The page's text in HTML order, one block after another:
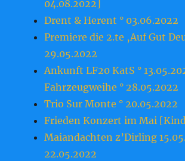
04.08.2022]
Drent & Herent ° 03.06.2022
Premiere die 2.te ‚Auf Gut
29.05.2022
Ankunft LF20 KatS °
Fahrzeugweihe ° 28.05.2022
Trio Sur Monte ° 20.05.2022
Frieden Konzert im Mai
Maiandachten z’Dirling
22.05.2022